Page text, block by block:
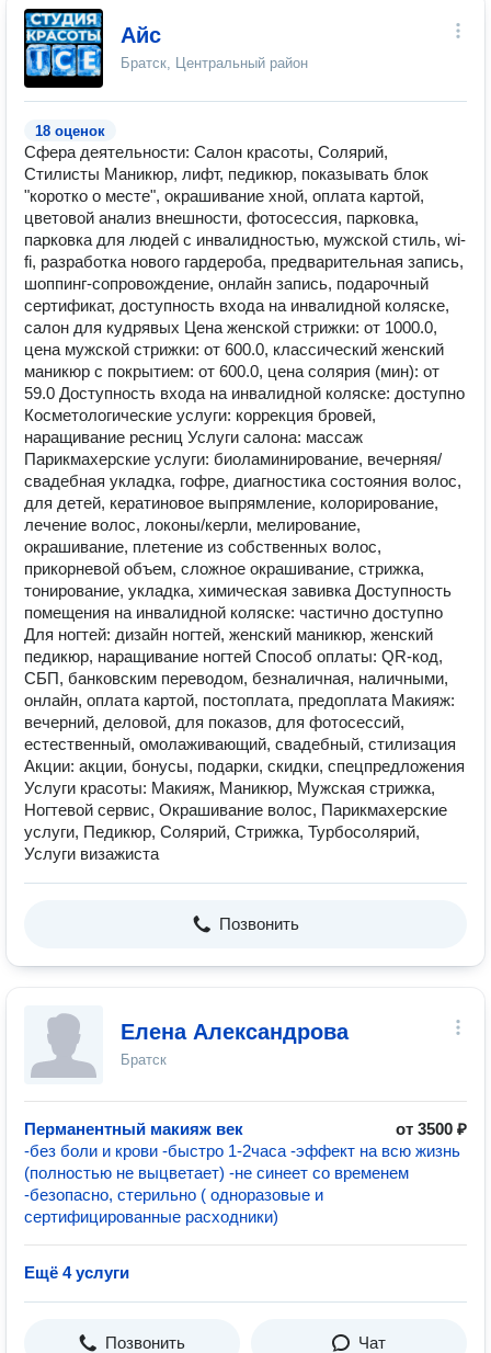
Айс
Братск, Центральный район
18 оценок
Сфера деятельности: Салон красоты, Солярий,
Стилисты Маникюр, лифт, педикюр, показывать блок
"коротко о месте", окрашивание хной, оплата картой,
цветовой анализ внешности, фотосессия, парковка,
парковка для людей с инвалидностью, мужской стиль, wi-
fi, разработка нового гардероба, предварительная запись,
шоппинг-сопровождение, онлайн запись, подарочный
сертификат, доступность входа на инвалидной коляске,
салон для кудрявых Цена женской стрижки: от 1000.0,
цена мужской стрижки: от 600.0, классический женский
маникюр с покрытием: от 600.0, цена солярия (мин): от
59.0 Доступность входа на инвалидной коляске: доступно
Косметологические услуги: коррекция бровей,
наращивание ресниц Услуги салона: массаж
Парикмахерские услуги: биоламинирование, вечерняя/
свадебная укладка, гофре, диагностика состояния волос,
для детей, кератиновое выпрямление, колорирование,
лечение волос, локоны/керли, мелирование,
окрашивание, плетение из собственных волос,
прикорневой объем, сложное окрашивание, стрижка,
тонирование, укладка, химическая завивка Доступность
помещения на инвалидной коляске: частично доступно
Для ногтей: дизайн ногтей, женский маникюр, женский
педикюр, наращивание ногтей Способ оплаты: QR-код,
СБП, банковским переводом, безналичная, наличными,
онлайн, оплата картой, постоплата, предоплата Макияж:
вечерний, деловой, для показов, для фотосессий,
естественный, омолаживающий, свадебный, стилизация
Акции: акции, бонусы, подарки, скидки, спецпредложения
Услуги красоты: Макияж, Маникюр, Мужская стрижка,
Ногтевой сервис, Окрашивание волос, Парикмахерские
услуги, Педикюр, Солярий, Стрижка, Турбосолярий,
Услуги визажиста
Позвонить
Елена Александрова
Братск
Перманентный макияж век
от 3500 ₽
-без боли и крови -быстро 1-2часа -эффект на всю жизнь
(полностью не выцветает) -не синеет со временем
-безопасно, стерильно ( одноразовые и
сертифицированные расходники)
Ещё 4 услуги
Позвонить Чат